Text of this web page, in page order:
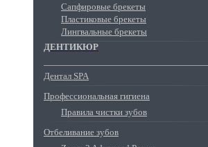
Сапфировые брекеты
Пластиковые брекеты
Лингвальные брекеты
ДЕНТИКЮР
Дентал SPA
Профессиональная гигиена
Правила чистки зубов
Отбеливание зубов